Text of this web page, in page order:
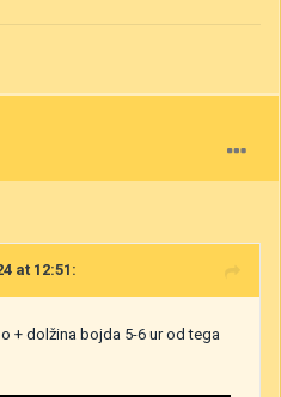
at 12:51:
+ dolžina bojda 5-6 ur od tega